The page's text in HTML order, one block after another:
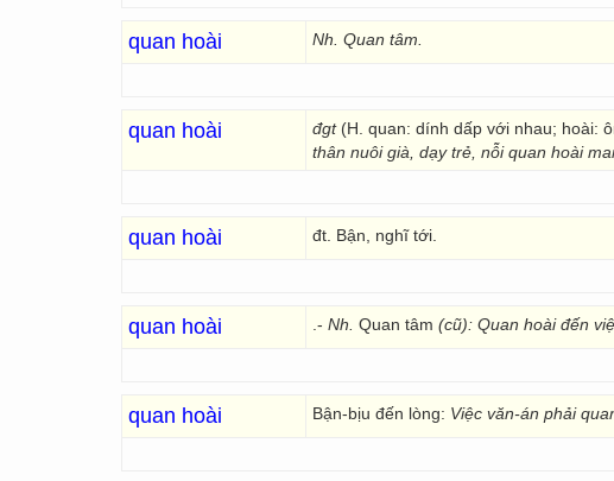
quan hoài Nh. Quan tâm.
quan hoài đgt (H. quan: dính dấp với nhau; hoài:
thân nuôi già, dạy trẻ, nỗi quan hoài
quan hoài đt. Bận, nghĩ tới.
quan hoài .- Nh. Quan tâm (cũ): Quan hoài đến
quan hoài Bận-bịu đến lòng: Việc văn-án phải